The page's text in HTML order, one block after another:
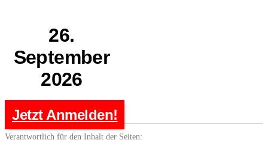
26.
September
2026
Jetzt Anmelden!
Verantwortlich für den Inhalt der Seiten: